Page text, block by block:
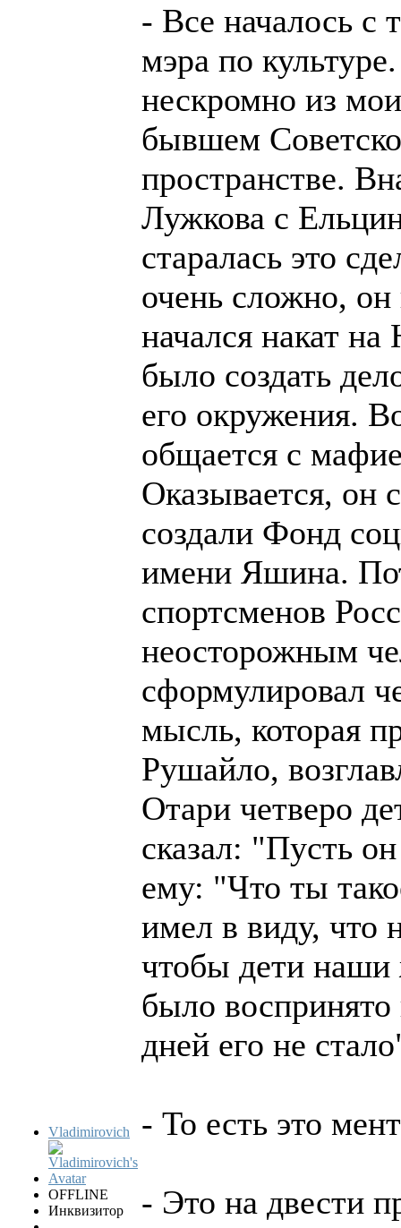
Vladimirovich
OFFLINE
Инквизитор
- Все началось с
мэра по
нескромно из
бывшем
пространстве.
Лужкова с
старалась это
очень сложно,
начался накат
было создать
его окружения.
общается с
Оказывается,
создали Фонд
имени Яшина.
спортсменов
неосторожным
сформулировал
мысль, которая
Рушайло,
Отари четверо
сказал: "Пусть
ему: "Что ты
имел в виду, что
чтобы дети
было воспринято
дней его не
- То есть это
- Это на двести